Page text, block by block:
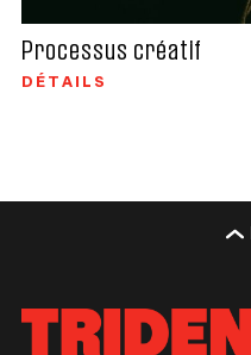
Processus créatif
DÉTAILS